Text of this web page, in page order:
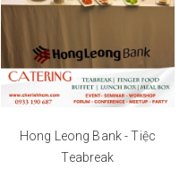
Hong Leong Bank - Tiệc
Teabreak